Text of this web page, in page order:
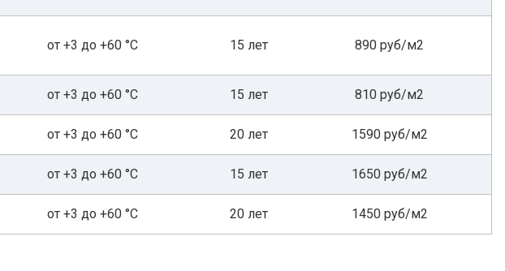
от +3 до +60 °С 15 лет 890 руб/м2
от +3 до +60 °С 15 лет 810 руб/м2
от +3 до +60 °С 20 лет 1590 руб/м2
от +3 до +60 °С 15 лет 1650 руб/м2
от +3 до +60 °С 20 лет 1450 руб/м2